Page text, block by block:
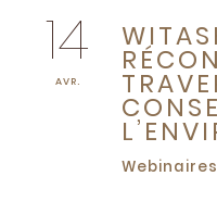
14
AVR.
Webinaires